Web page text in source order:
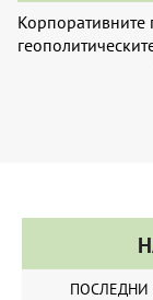
Корпоративните
ПОСЛЕДНИ